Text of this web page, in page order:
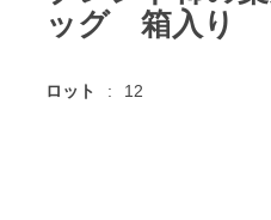
ッグ 箱入り
ロット 12